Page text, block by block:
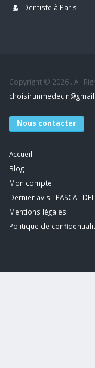
Dentiste à Paris
Copyright © 2026 . All
Nous contacter
Accueil
Blog
Mon compte
Dernier avis : PASCAL
Mentions légales
Politique de